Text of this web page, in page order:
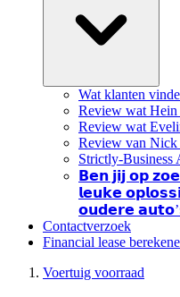
Wat klanten
Review wat
Review wat
Review van
Strictly-Business
𝗕𝗲𝗻 𝗷𝗶𝗷 𝗼𝗽
𝗹𝗲𝘂𝗸𝗲
𝗼𝘂𝗱𝗲𝗿𝗲
Contactverzoek
Financial lease
Voertuig voorraad